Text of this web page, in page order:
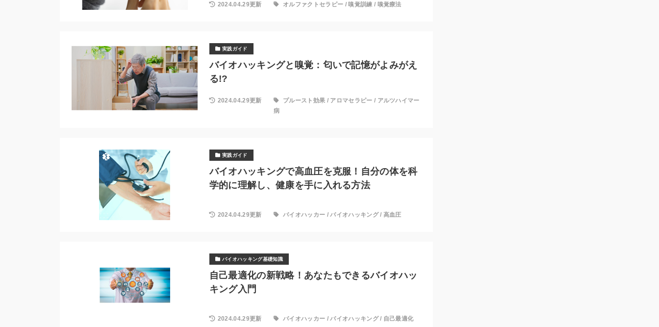
2024.04.29更新 オルファクトセラピー /嗅覚訓練 / 嗅覚療法
実践ガイド
バイオハッキングと嗅覚：匂いで記憶がよみがえ
る!?
2024.04.29更新 プルースト効果 / アロマセラピー / アルツハイマー
病
実践ガイド
バイオハッキングで高血圧を克服！自分の体を科
学的に理解し、健康を手に入れる方法
2024.04.29更新 バイオハッカー /バイオハッキング/ 高血圧
バイオハッキング基礎知識
自己最適化の新戦略！あなたもできるバイオハッ
キング入門
2024.04.29更新 バイオハッカー /バイオハッキング/ 自己最適化